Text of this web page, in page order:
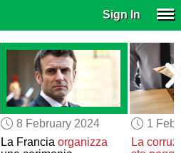
Sign In
8 February 2024
La Francia organizza
1
La